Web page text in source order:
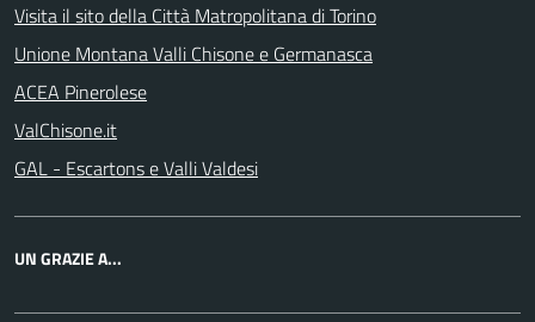
Visita il sito della Città Matropolitana di Torino
Unione Montana Valli Chisone e Germanasca
ACEA Pinerolese
ValChisone.it
GAL - Escartons e Valli Valdesi
UN GRAZIE A...